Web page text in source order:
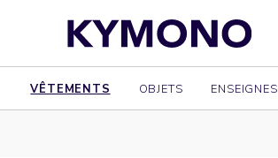
VÊTEMENTS OBJETS ENSEIGNES